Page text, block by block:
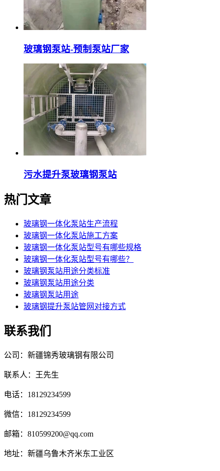
玻璃钢泵站-预制泵站厂家
污水提升泵玻璃钢泵站
热门文章
玻璃钢一体化泵站生产流程
玻璃钢一体化泵站施工方案
玻璃钢一体化泵站型号有哪些规格
玻璃钢一体化泵站型号有哪些？
玻璃钢泵站用途分类标准
玻璃钢泵站用途分类
玻璃钢泵站用途
玻璃钢提升泵站管网对接方式
联系我们
公司：新疆锦秀玻璃钢有限公司
联系人：王先生
电话：18129234599
微信：18129234599
邮箱：810599200@qq.com
地址：新疆乌鲁木齐米东工业区